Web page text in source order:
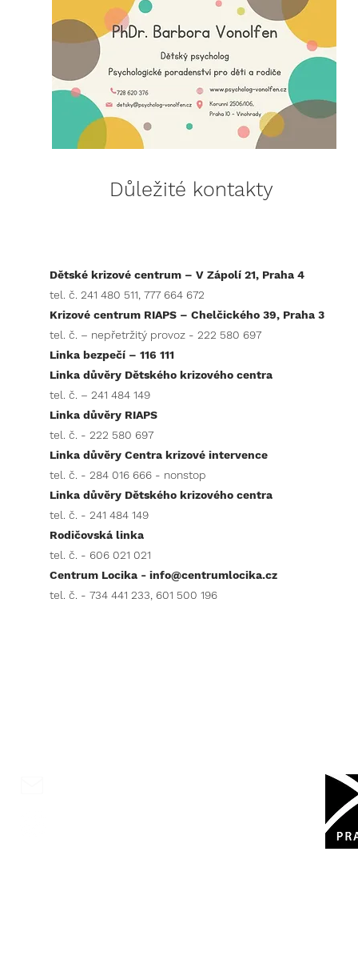
Důležité kontakty
Dětské krizové centrum – V Zápolí 21, Praha 4
tel. č. 241 480 511, 777 664 672
Krizové centrum RIAPS – Chelčického 39, Praha 3
tel. č. – nepřetržitý provoz - 222 580 697
Linka bezpečí – 116 111
Linka důvěry Dětského krizového centra
tel. č. – 241 484 149
Linka důvěry RIAPS
tel. č. - 222 580 697
Linka důvěry Centra krizové intervence
tel. č. - 284 016 666 - nonstop
Linka důvěry Dětského krizového centra
tel. č. - 241 484 149
Rodičovská linka
tel. č. - 606 021 021
Centrum Locika - info@centrumlocika.cz
tel. č. - 734 441 233, 601 500 196